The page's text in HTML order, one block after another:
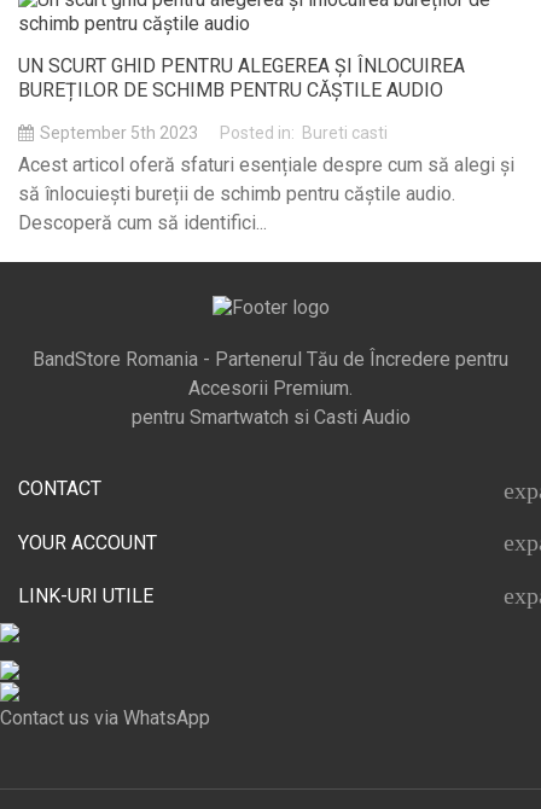
UN SCURT GHID PENTRU ALEGEREA ȘI ÎNLOCUIREA
BUREȚILOR DE SCHIMB PENTRU CĂȘTILE AUDIO
Posted in: Bureti casti
September 5th 2023
Acest articol oferă sfaturi esențiale despre cum să alegi și
să înlocuiești bureții de schimb pentru căștile audio.
Descoperă cum să identifici...
BandStore Romania - Partenerul Tău de Încredere pentru
Accesorii Premium.
pentru Smartwatch si Casti Audio
CONTACT
YOUR ACCOUNT
LINK-URI UTILE
Contact us via WhatsApp